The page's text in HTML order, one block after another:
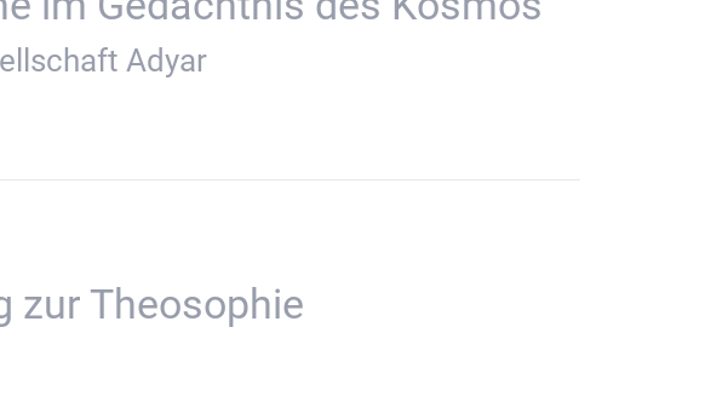
Adyar
zur Theosophie